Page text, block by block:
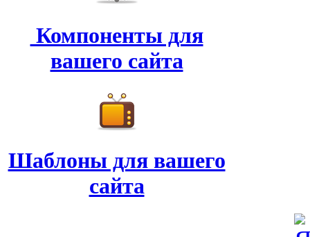
Компоненты для
вашего сайта
Шаблоны для вашего
сайта